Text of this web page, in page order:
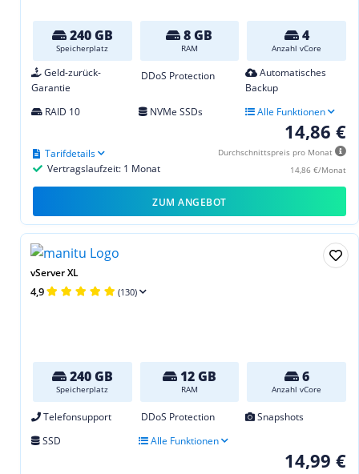
240 GB
Speicherplatz
8 GB
RAM
4
Anzahl vCore
Geld-zurück-
Garantie
DDoS Protection
Automatisches
Backup
RAID 10
NVMe SSDs Alle Funktionen
14,86 €
Durchschnittspreis pro Monat
14,86 €/Monat
Vertragslaufzeit: 1 Monat
Tarifdetails
ZUM ANGEBOT
vServer XL
4,9 (130)
240 GB
Speicherplatz
12 GB
RAM
6
Anzahl vCore
Telefonsupport DDoS Protection
Snapshots
SSD
Alle Funktionen
14,99 €